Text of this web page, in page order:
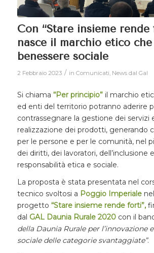
Con “Stare insieme rende
nasce il marchio etico
benessere sociale
2 Febbraio 2023 / in Comunicati News dal Gal
Si chiama “Per principio”il marchio
ed enti del territorio potranno aderire
contrassegnare la gestione dei servizi
realizzazione dei prodotti, generando
per le persone e per le comunità, nel
dei diritti, dei lavoratori, dell’inclusione
responsabilità etica e sociale.
La proposta è stata presentata nel
tecnico svoltosi a Poggio Imperiale
progetto “Stare insieme rende forti”,
dal GAL Daunia Rurale 2020con il
della Daunia Rurale per l’innovazione
sociale delle categorie svantaggiate”.